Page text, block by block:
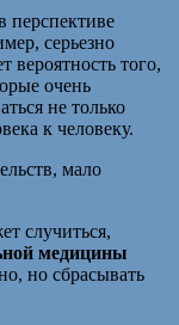
перспективе
серьезно
вероятность того,
очень
не только
к человеку.
мало
случиться,
медицины
но сбрасывать